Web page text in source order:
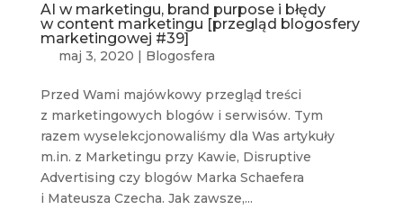
AI w marketingu, brand purpose i błędy
w content marketingu [przegląd blogosfery
marketingowej #39]
maj 3, 2020 | Blogosfera
Przed Wami majówkowy przegląd treści
z marketingowych blogów i serwisów. Tym
razem wyselekcjonowaliśmy dla Was artykuły
m.in. z Marketingu przy Kawie, Disruptive
Advertising czy blogów Marka Schaefera
i Mateusza Czecha. Jak zawsze,...